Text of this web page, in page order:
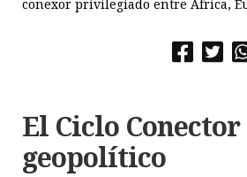
conexor privilegiado entre África,
El Ciclo Conector
geopolítico